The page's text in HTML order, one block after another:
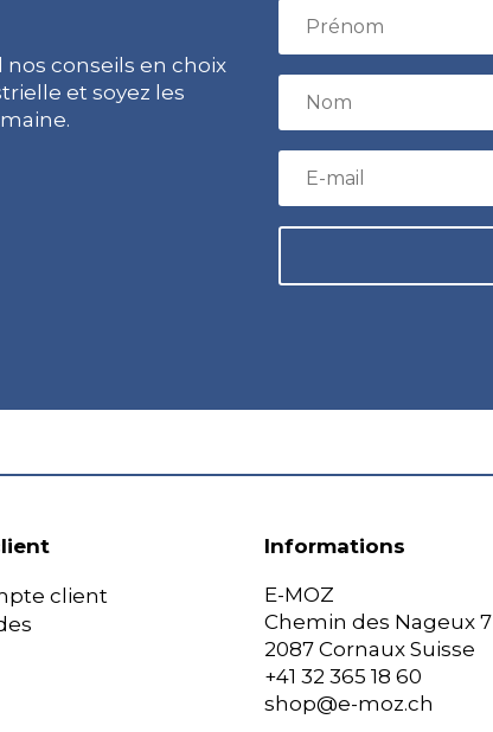
conseils en choix
et soyez les
client
Informations
E-MOZ
Chemin des Nageux 7
2087 Cornaux Suisse
+41 32 365 18 60
shop@e-moz.ch